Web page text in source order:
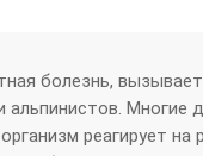
болезнь,
альпинистов. Многие
реагирует